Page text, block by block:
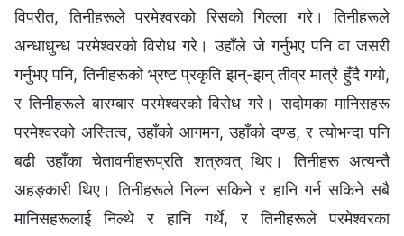
विपरीत, तिनीहरूले परमेश्‍वरको रिसको गिल्‍ला गरे। तिनीहरूले
अन्धाधुन्ध परमेश्‍वरको विरोध गरे। उहाँले जे गर्नुभए पनि वा जसरी
गर्नुभए पनि, तिनीहरूको भ्रष्ट प्रकृति झन्-झन् तीव्र मात्रै हुँदै गयो,
र तिनीहरूले बारम्‍बार परमेश्‍वरको विरोध गरे। सदोमका मानिसहरू
परमेश्‍वरको अस्तित्व, उहाँको आगमन, उहाँको दण्ड, र त्योभन्दा पनि
बढी उहाँका चेतावनीहरूप्रति शत्रुवत् थिए। तिनीहरू अत्यन्तै
अहङ्कारी थिए। तिनीहरूले निल्‍न सकिने र हानि गर्न सकिने सबै
मानिसहरूलाई निल्थे र हानि गर्थे, र तिनीहरूले परमेश्‍वरका